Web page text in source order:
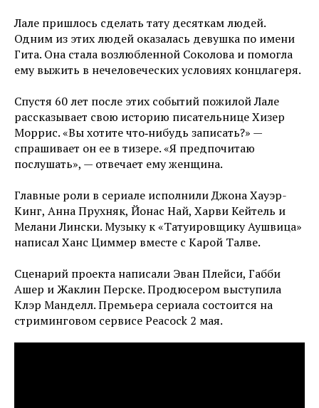
Лале пришлось сделать тату десяткам людей.
Одним из этих людей оказалась девушка по имени
Гита. Она стала возлюбленной Соколова и помогла
ему выжить в нечеловеческих условиях концлагеря.
Спустя 60 лет после этих событий пожилой Лале
рассказывает свою историю писательнице Хизер
Моррис. «Вы хотите что‑нибудь записать?» —
спрашивает он ее в тизере. «Я предпочитаю
послушать», — отвечает ему женщина.
Главные роли в сериале исполнили Джона Хауэр-
Кинг, Анна Прухняк, Йонас Най, Харви Кейтель и
Мелани Лински. Музыку к «Татуировщику Аушвица»
написал Ханс Циммер вместе с Карой Талве.
Сценарий проекта написали Эван Плейси, Габби
Ашер и Жаклин Перске. Продюсером выступила
Клэр Манделл. Премьера сериала состоится на
стриминговом сервисе Peacock 2 мая.